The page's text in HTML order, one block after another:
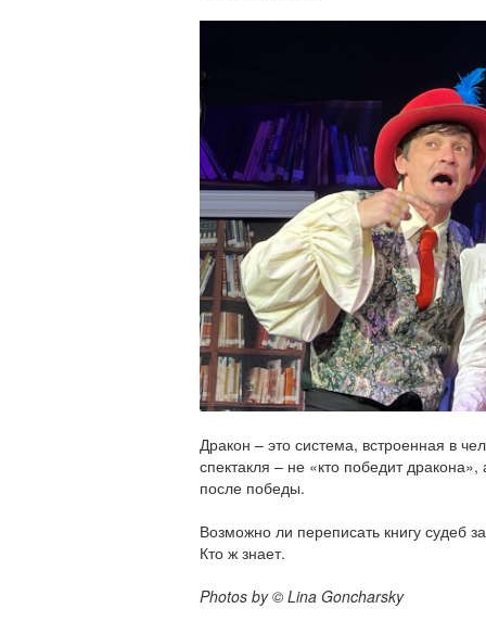
Дракон – это система, встроенная в
спектакля – не «кто победит дракона»,
после победы.
Возможно ли переписать книгу судеб
Кто ж знает.
Photos by © Lina Goncharsky